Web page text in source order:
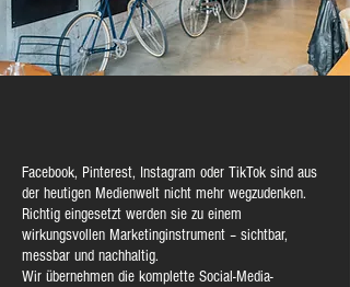
Facebook, Pinterest, Instagram oder TikTok sind aus
der heutigen Medienwelt nicht mehr wegzudenken.
Richtig eingesetzt werden sie zu einem
wirkungsvollen Marketinginstrument – sichtbar,
messbar und nachhaltig.
Wir übernehmen die komplette Social-Media-